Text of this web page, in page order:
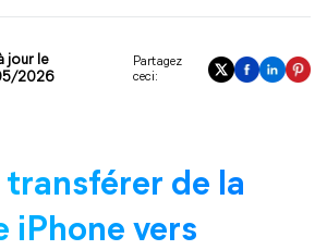
jour le
2026
Partagez
ceci:
transférer de la
iPhone vers